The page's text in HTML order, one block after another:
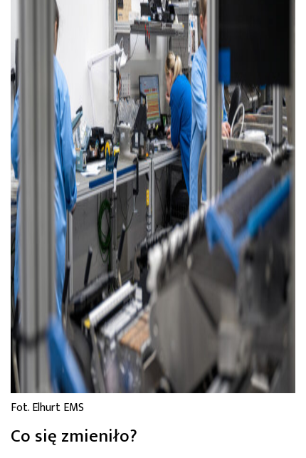
Fot. Elhurt EMS
Co się zmieniło?